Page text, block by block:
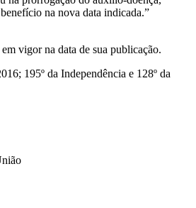
na nova data indicada.”
vigor na data de sua publicação.
195º da Independência e 128º da